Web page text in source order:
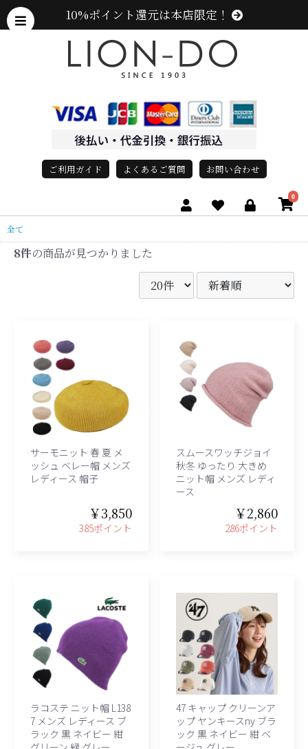
10%ポイント還元は本店限定！
ご利用ガイド よくあるご質問 お問い合わせ
0
全て
8件の商品が見つかりました
サーモニット 春 夏 メ
ッシュ ベレー帽 メンズ
レディース 帽子
￥3,850
385ポイント
スムースワッチジョイ
秋冬 ゆったり 大きめ
ニット帽 メンズ レディ
ース
￥2,860
286ポイント
ラコステ ニット帽 L138
7 メンズ レディース ブ
ラック 黒 ネイビー 紺
47 キャップ クリーンア
ップ ヤンキースny ブラ
ック 黒 ネイビー 紺 ベ